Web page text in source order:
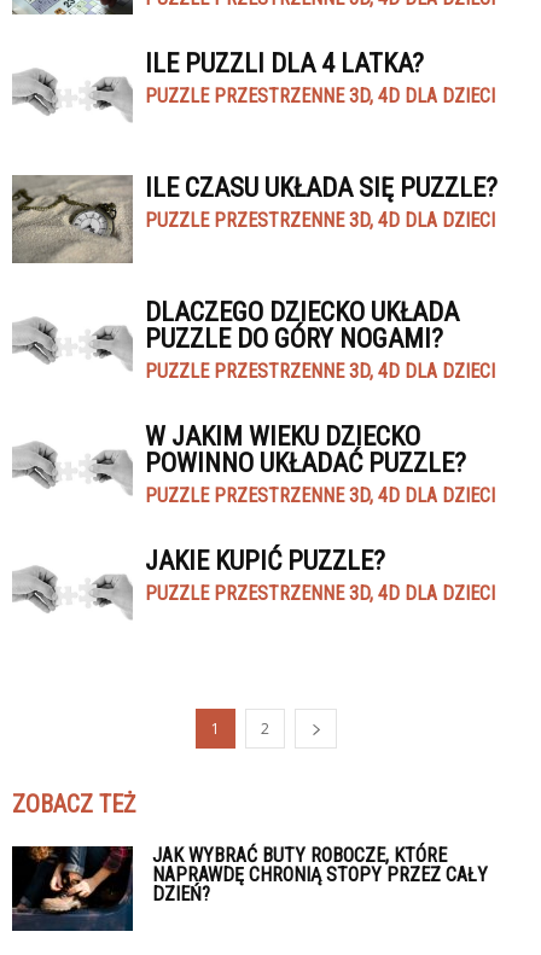
ILE PUZZLI DLA 4 LATKA?
PUZZLE PRZESTRZENNE 3D, 4D DLA DZIECI
ILE CZASU UKŁADA SIĘ PUZZLE?
PUZZLE PRZESTRZENNE 3D, 4D DLA DZIECI
DLACZEGO DZIECKO UKŁADA
PUZZLE DO GÓRY NOGAMI?
PUZZLE PRZESTRZENNE 3D, 4D DLA DZIECI
W JAKIM WIEKU DZIECKO
POWINNO UKŁADAĆ PUZZLE?
PUZZLE PRZESTRZENNE 3D, 4D DLA DZIECI
JAKIE KUPIĆ PUZZLE?
PUZZLE PRZESTRZENNE 3D, 4D DLA DZIECI
1 2
ZOBACZ TEŻ
JAK WYBRAĆ BUTY ROBOCZE, KTÓRE
NAPRAWDĘ CHRONIĄ STOPY PRZEZ CAŁY
DZIEŃ?